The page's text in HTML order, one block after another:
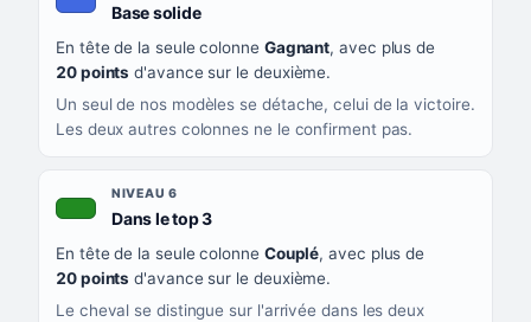
Base solide, couleur bleu roi
En tête de la seule colonne Gagnant, avec plus de
20 points d'avance sur le deuxième.
Un seul de nos modèles se détache, celui de la victoire.
Les deux autres colonnes ne le confirment pas.
NIVEAU 6
Dans le top 3, couleur verte
En tête de la seule colonne Couplé, avec plus de
20 points d'avance sur le deuxième.
Le cheval se distingue sur l'arrivée dans les deux